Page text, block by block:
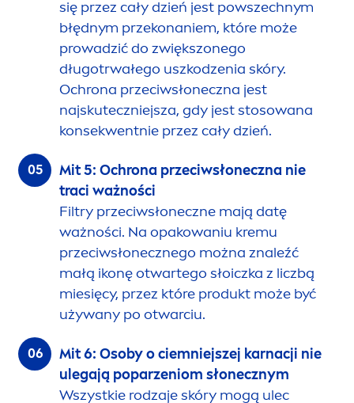
się przez cały dzień jest powszechnym
błędnym przekonaniem, które może
prowadzić do zwiększonego
długotrwałego uszkodzenia skóry.
Ochrona przeciwsłoneczna jest
najskuteczniejsza, gdy jest stosowana
konsekwentnie przez cały dzień.
Mit 5: Ochrona przeciwsłoneczna nie
traci ważności
Filtry przeciwsłoneczne mają datę
ważności. Na opakowaniu kremu
przeciwsłonecznego można znaleźć
małą ikonę otwartego słoiczka z liczbą
miesięcy, przez które produkt może być
używany po otwarciu.
Mit 6: Osoby o ciemniejszej karnacji nie
ulegają poparzeniom słonecznym
Wszystkie rodzaje skóry mogą ulec